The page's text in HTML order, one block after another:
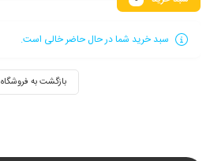
سبد خرید شما در حال حاضر خالی است.
بازگشت به فروشگاه